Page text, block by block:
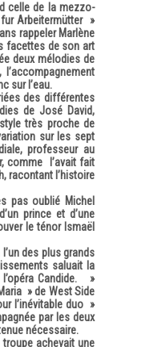
celle de la mezzo-
Arbeitermütter »
rappeler Marlène
facettes de son art
deux mélodies de
sur l’eau.
des différentes
de José David,
très proche de
sur les sept
professeur au
comme l’avait fait
racontant l’histoire
pas oublié Michel
prince et d’une
le ténor Ismaël
des plus grands
saluait la
Candide. »
» de West Side
l’inévitable duo »
par les deux
nécessaire.
achevait une